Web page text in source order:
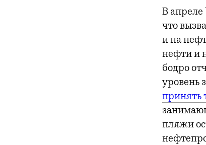
В апреле
что
и на
нефти и
бодро
уровень
принять
пляжи